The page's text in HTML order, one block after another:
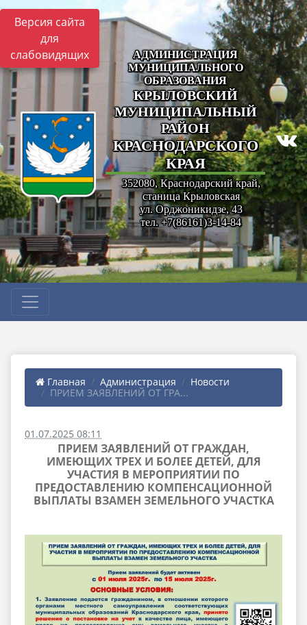
Версия сайта
для
слабовидящих
АДМИНИСТРАЦИЯ
МУНИЦИПАЛЬНОГО
ОБРАЗОВАНИЯ
КРЫЛОВСКИЙ
МУНИЦИПАЛЬНЫЙ
РАЙОН
КРАСНОДАРСКОГО
КРАЯ
352080, Краснодарский край,
станица Крыловская
ул. Орджоникидзе, 43
тел. +7(86161)3-14-84
Главная Администрация
Новости
ПРИЕМ ЗАЯВЛЕНИЙ ОТ ГРА...
01.07.2025 08:11
ПРИЕМ ЗАЯВЛЕНИЙ ОТ ГРАЖДАН,
ИМЕЮЩИХ ТРЕХ И БОЛЕЕ ДЕТЕЙ, ДЛЯ
УЧАСТИЯ В МЕРОПРИЯТИИ ПО
ПРЕДОСТАВЛЕНИЮ КОМПЕНСАЦИОННОЙ
ВЫПЛАТЫ ВЗАМЕН ЗЕМЕЛЬНОГО УЧАСТКА